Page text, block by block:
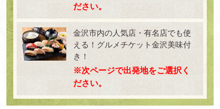
ださい。
金沢市内の人気店・有名店でも使
える！グルメチケット金沢美味付
き！
※次ページで出発地をご選択く
ださい。